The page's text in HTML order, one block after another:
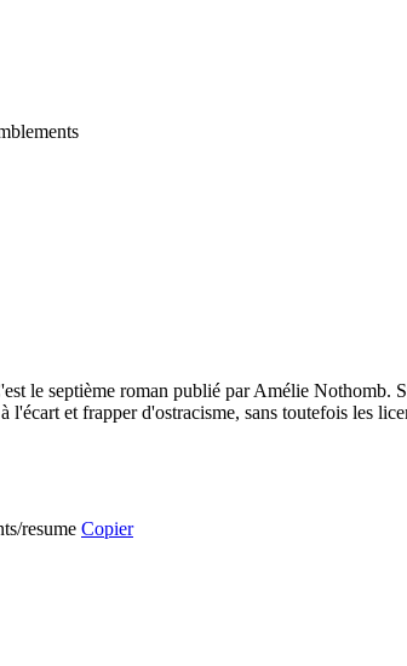
le septième roman publié par Amélie Nothomb.
et frapper d'ostracisme, sans toutefois les
resume Copier